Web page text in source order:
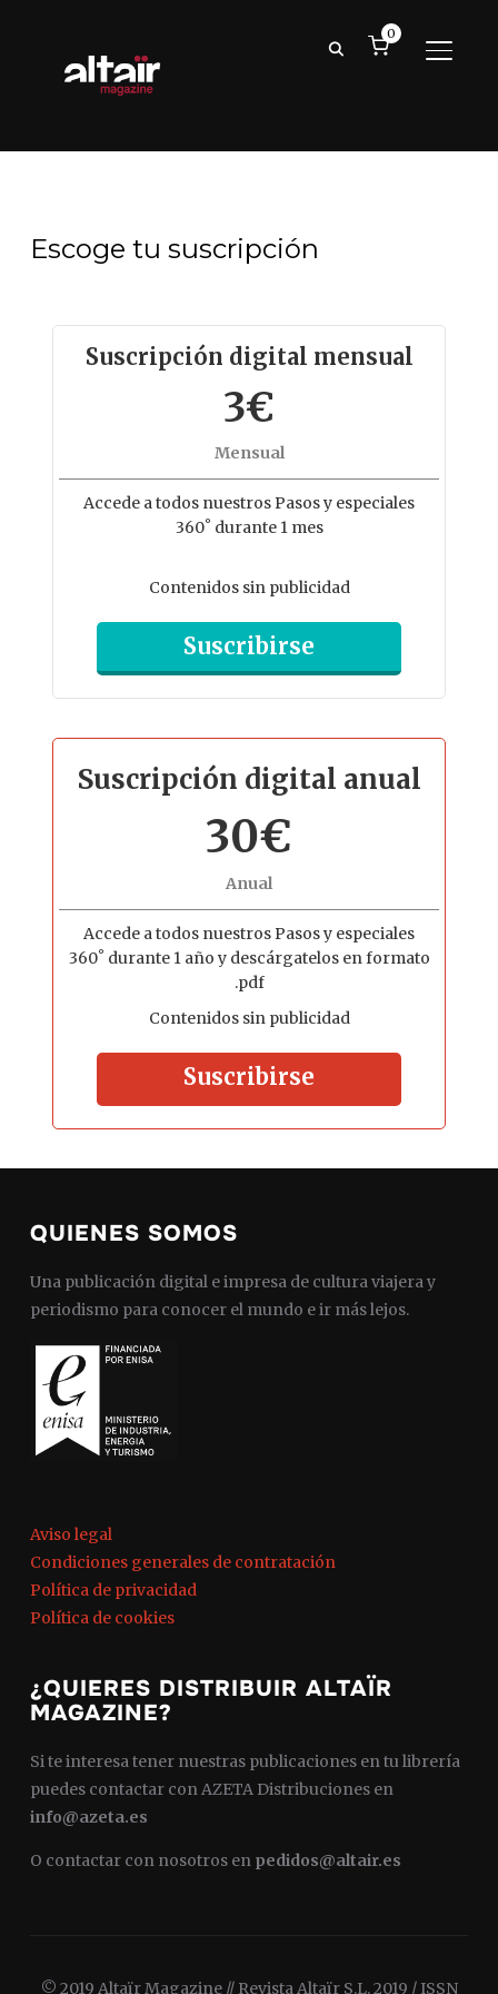
0
Escoge tu suscripción
Suscripción digital mensual
3€
Mensual
Accede a todos nuestros Pasos y especiales
360˚ durante 1 mes
Contenidos sin publicidad
Suscribirse
Suscripción digital anual
30€
Anual
Accede a todos nuestros Pasos y especiales
360˚ durante 1 año y descárgatelos en formato
.pdf
Contenidos sin publicidad
Suscribirse
QUIENES SOMOS
Una publicación digital e impresa de cultura viajera y
periodismo para conocer el mundo e ir más lejos.
Aviso legal
Condiciones generales de contratación
Política de privacidad
Política de cookies
¿QUIERES DISTRIBUIR ALTAÏR
MAGAZINE?
Si te interesa tener nuestras publicaciones en tu librería
puedes contactar con AZETA Distribuciones en
info@azeta.es
O contactar con nosotros en pedidos@altair.es
© 2019 Altaïr Magazine // Revista Altaïr S.L. 2019 / ISSN